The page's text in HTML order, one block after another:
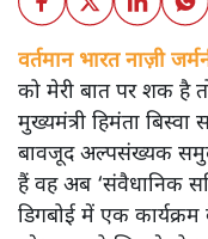
वर्तमान भारत नाज़ी
को मेरी बात पर शक है
मुख्यमंत्री हिमंता
बावजूद अल्पसंख्यक
हैं वह अब ‘संवैधानिक
डिगबोई में एक